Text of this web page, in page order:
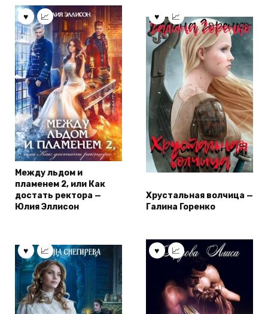
Между льдом и
пламенем 2, или Как
достать ректора —
Юлия Эллисон
Хрустальная волчица —
Галина Горенко